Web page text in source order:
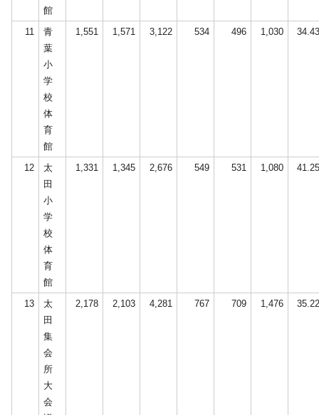
館
11
青
葉
小
学
校
体
育
館
1,551 1,571 3,122 534 496 1,030 34.43
12
太
田
小
学
校
体
育
館
1,331 1,345 2,676 549 531 1,080 41.25
13
太
田
集
会
所
大
会
2,178 2,103 4,281 767 709 1,476 35.22